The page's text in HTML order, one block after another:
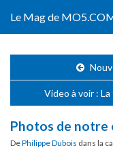
Le Mag de
Video à voir :
Photos de notre
DePhilippe Dubois dans la